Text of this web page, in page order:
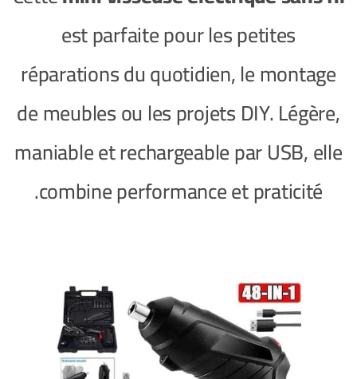
est parfaite pour les petites
réparations du quotidien, le montage
de meubles ou les projets DIY. Légère,
maniable et rechargeable par USB, elle
combine performance et praticité.